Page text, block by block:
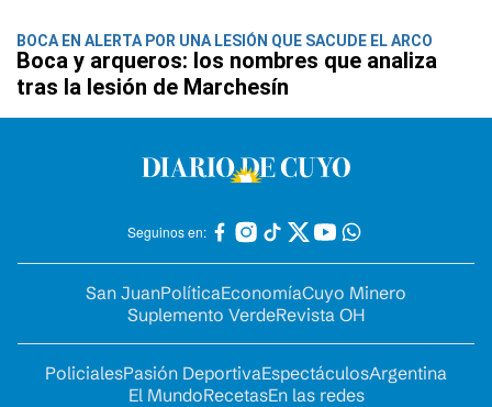
BOCA EN ALERTA POR UNA LESIÓN QUE SACUDE EL ARCO
Boca y arqueros: los nombres que analiza
tras la lesión de Marchesín
Seguinos en:
San JuanPolíticaEconomíaCuyo Minero
Suplemento VerdeRevista OH
PolicialesPasión DeportivaEspectáculosArgentina
El MundoRecetasEn las redes